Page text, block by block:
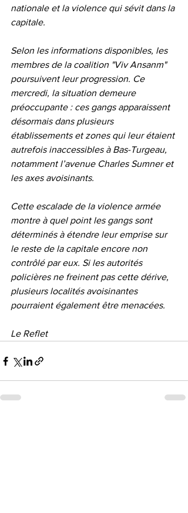
nationale et la violence qui sévit dans la
capitale.
Selon les informations disponibles, les
membres de la coalition "Viv Ansanm"
poursuivent leur progression. Ce
mercredi, la situation demeure
préoccupante : ces gangs apparaissent
désormais dans plusieurs
établissements et zones qui leur étaient
autrefois inaccessibles à Bas-Turgeau,
notamment l’avenue Charles Sumner et
les axes avoisinants.
Cette escalade de la violence armée
montre à quel point les gangs sont
déterminés à étendre leur emprise sur
le reste de la capitale encore non
contrôlé par eux. Si les autorités
policières ne freinent pas cette dérive,
plusieurs localités avoisinantes
pourraient également être menacées.
Le Reflet